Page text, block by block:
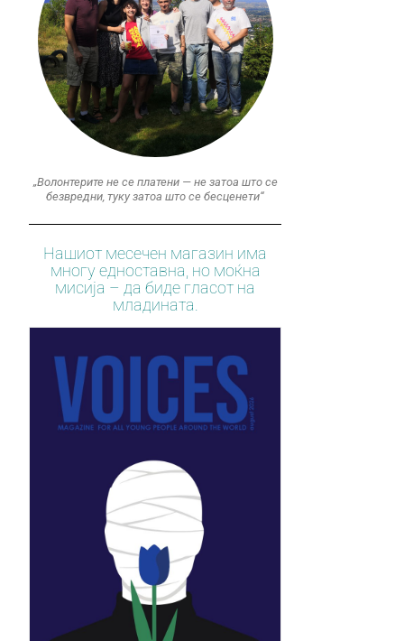
„Волонтерите не се платени — не затоа што се
безвредни, туку затоа што се бесценети“
Нашиот месечен магазин има
многу едноставна, но моќна
мисија – да биде гласот на
младината.